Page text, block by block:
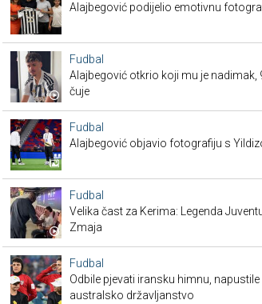
Alajbegović podijelio emotivnu
Fudbal
Alajbegović otkrio koji mu je nadimak,
čuje
Fudbal
Alajbegović objavio fotografiju s
Fudbal
Velika čast za Kerima: Legenda
Zmaja
Fudbal
Odbile pjevati iransku himnu,
australsko državljanstvo